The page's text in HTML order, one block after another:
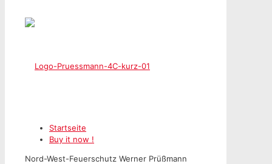
Startseite
Buy it now !
Nord-West-Feuerschutz Werner Prüßmann